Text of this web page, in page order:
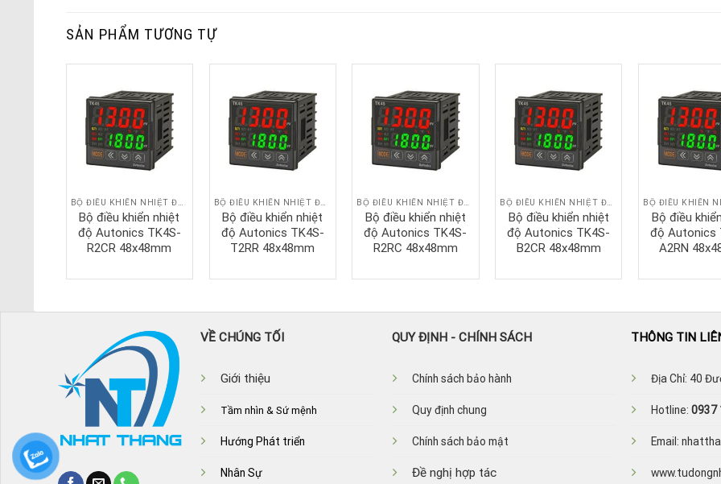
SẢN PHẨM TƯƠNG TỰ
BỘ ĐIỀU KHIỂN NHIỆT ĐỘ AUTONICS
Bộ điều khiển nhiệt
độ Autonics TK4S-
R2CR 48x48mm
BỘ ĐIỀU KHIỂN NHIỆT ĐỘ AUTONICS
Bộ điều khiển nhiệt
độ Autonics TK4S-
T2RR 48x48mm
BỘ ĐIỀU KHIỂN NHIỆT ĐỘ AUTONICS
Bộ điều khiển nhiệt
độ Autonics TK4S-
R2RC 48x48mm
BỘ ĐIỀU KHIỂN NHIỆT ĐỘ AUTONICS
Bộ điều khiển nhiệt
độ Autonics TK4S-
B2CR 48x48mm
Bộ điều
độ Autonics
A2RN
VỀ CHÚNG TỐI
Giới thiệu
Tầm nhìn & Sứ mệnh
Hướng Phát triển
Nhân Sự
QUY ĐỊNH - CHÍNH SÁCH
Chính sách bảo hành
Quy định chung
Chính sách bảo mật
Đề nghị hợp tác
THÔNG TIN
Địa Chỉ: 40
Hotline: 0937
Email: